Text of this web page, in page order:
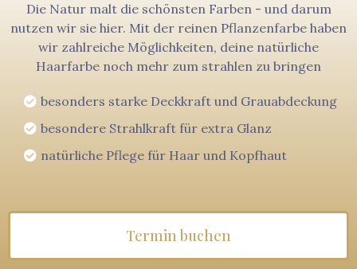
Die Natur malt die schönsten Farben - und darum
nutzen wir sie hier. Mit der reinen Pflanzenfarbe haben
wir zahlreiche Möglichkeiten, deine natürliche
Haarfarbe noch mehr zum strahlen zu bringen
besonders starke Deckkraft und Grauabdeckung
besondere Strahlkraft für extra Glanz
natürliche Pflege für Haar und Kopfhaut
Termin buchen